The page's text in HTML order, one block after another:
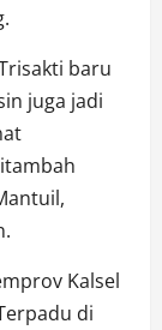
baru
juga jadi
Kalsel
di